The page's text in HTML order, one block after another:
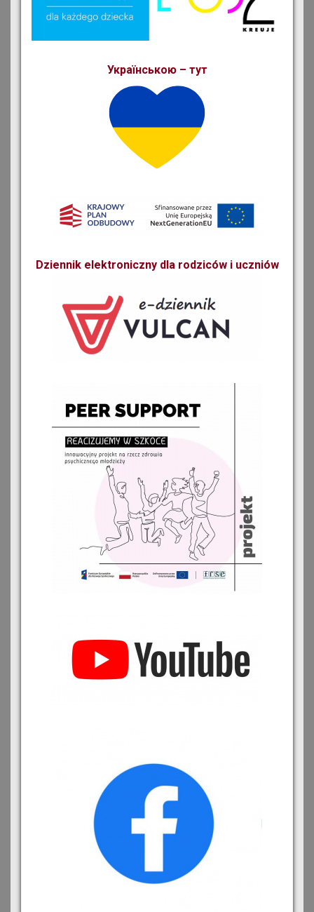
Українською – тут
Dziennik elektroniczny dla rodziców i uczniów